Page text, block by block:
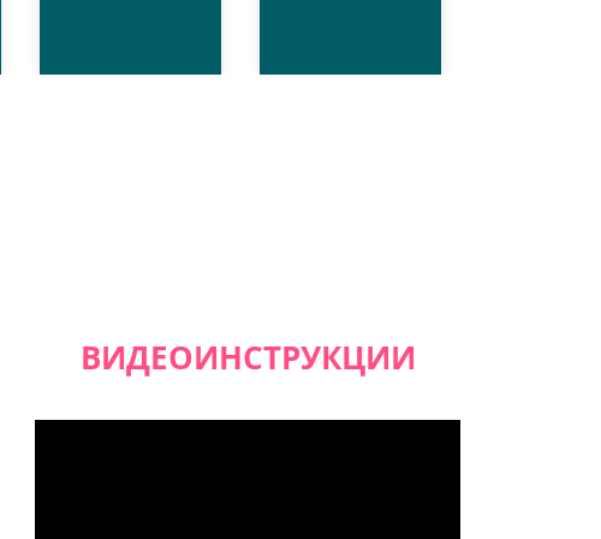
ВИДЕОИНСТРУКЦИИ